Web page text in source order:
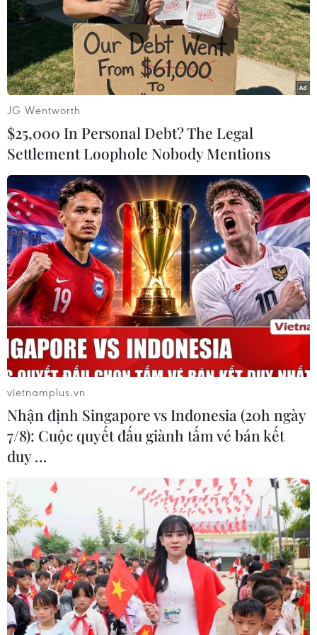
#hồ thủy lợi Próh #hồ thủy lợi
#công trình xây dựng
#công trình vi phạm
Lâm Đồng
Theo dõi VietnamPlus
TIN LIÊN QUAN
Bình Dương: Tìm sinh kế cho hàng chục
hộ dân lòng hồ Dầu Tiếng
JG Wentworth
$25,000 In Personal Debt? The Legal
Settlement Loophole Nobody Mentions
vietnamplus.vn
Nhận định Singapore vs Indonesia (20h ngày
7/8): Cuộc quyết đấu giành tấm vé bán kết
duy …